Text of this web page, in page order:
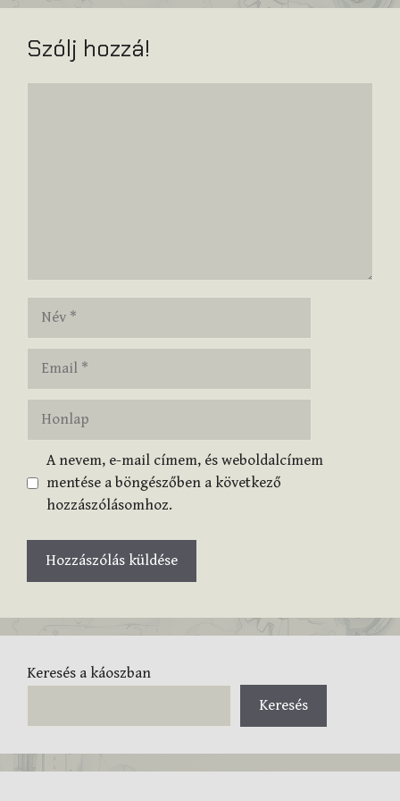
Szólj hozzá!
Honlap
A nevem, e-mail címem, és weboldalcímem
mentése a böngészőben a következő
hozzászólásomhoz.
Keresés a káoszban
Keresés